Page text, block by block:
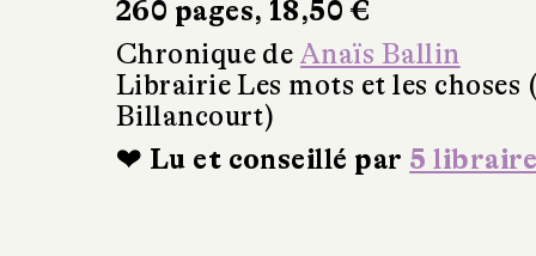
260 pages, 18,50 €
Chronique de Anaïs Ballin
Librairie Les mots et les choses
Billancourt)
❤ Lu et conseillé par 5